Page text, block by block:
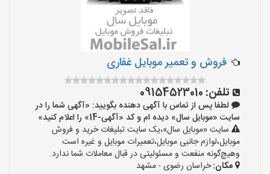
فروش و تعمیر موبایل غفاری
تلفن: 09154523010
لطفا پس از تماس با آگهی دهنده بگویید: «آگهی شما را در
سایت «موبایل سال» دیده ام و کد «آگهی-14» را اعلام کنید»
سایت «موبایل سال»،یک سایت تبلیغات خرید و فروش
موبایل،لوازم جانبی موبایل،تعمیرات موبایل و غیره است
وهیچ‌گونه منفعت و مسئولیتی در قبال معاملات شما ندارد.
مکان:خراسان رضوی - مشهد